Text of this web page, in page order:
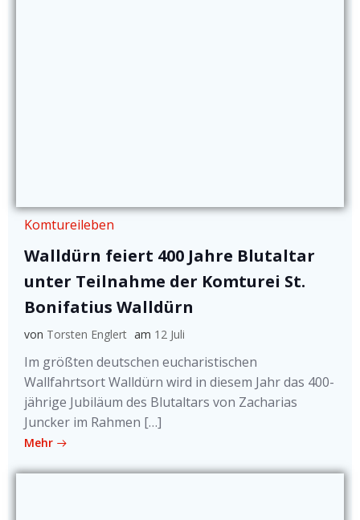
Komtureileben
Walldürn feiert 400 Jahre Blutaltar
unter Teilnahme der Komturei St.
Bonifatius Walldürn
von Torsten Englert am 12 Juli
Im größten deutschen eucharistischen
Wallfahrtsort Walldürn wird in diesem Jahr das 400-
jährige Jubiläum des Blutaltars von Zacharias
Juncker im Rahmen […]
Mehr